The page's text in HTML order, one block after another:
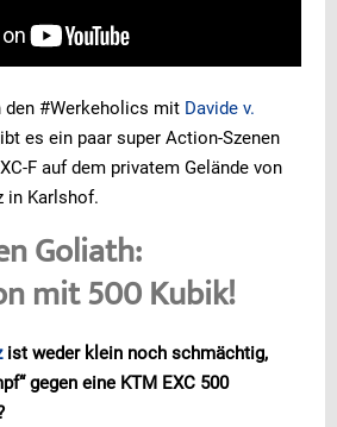
den #Werkeholics mit Davide v.
es ein paar super Action-Szenen
F auf dem privatem Gelände von
in Karlshof.
Goliath:
mit 500 Kubik!
ist weder klein noch schmächtig,
gegen eine KTM EXC 500